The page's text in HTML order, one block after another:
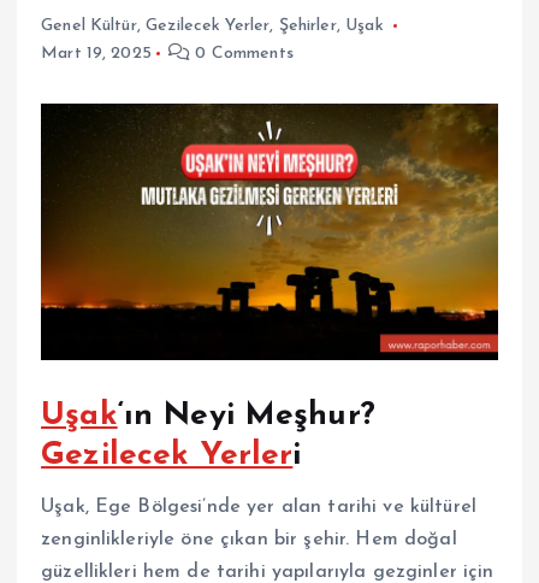
Genel Kültür,Gezilecek Yerler, Şehirler, Uşak
Mart 19, 2025
0 Comments
Uşak‘ın Neyi Meşhur?
Gezilecek Yerleri
Uşak, Ege Bölgesi’nde yer alan tarihi ve kültürel
zenginlikleriyle öne çıkan bir şehir. Hem doğal
güzellikleri hem de tarihi yapılarıyla gezginler için